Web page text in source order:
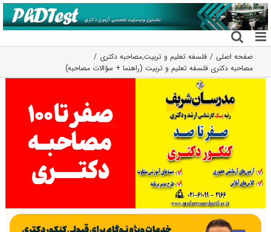
رفتن
به
محتوا
صفحه اصلی فلسفه تعلیم و تربیت,مصاحبه دکتری
مصاحبه دکتری فلسفه تعلیم و تربیت (راهنما + سؤالات مصاحبه)